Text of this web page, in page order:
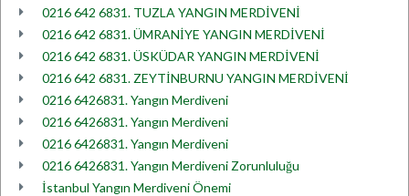
0216 642 6831. TUZLA YANGIN MERDİVENİ
0216 642 6831. ÜMRANİYE YANGIN MERDİVENİ
0216 642 6831. ÜSKÜDAR YANGIN MERDİVENİ
0216 642 6831. ZEYTİNBURNU YANGIN MERDİVENİ
0216 6426831. Yangın Merdiveni
0216 6426831. Yangın Merdiveni
0216 6426831. Yangın Merdiveni
0216 6426831. Yangın Merdiveni Zorunluluğu
İstanbul Yangın Merdiveni Önemi